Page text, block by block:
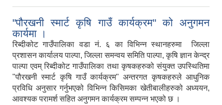
"पौरखनी स्मार्ट कृषि गाउँ कार्यक्रम" को अनुगमन
कार्यमा ।
रिब्दीकोट गाउँपालिका वडा नं. ६ का विभिन्न स्थानहरुमा जिल्ला
प्रशासन कार्यालय पाल्पा, जिल्ला समन्वय समिति पाल्पा, कृषि ज्ञान केन्द्र
पाल्पा एवम् रिब्दीकोट गाउँपालिका तथा कृषकहरुको संयुक्त उपस्थितिमा
"पौरखनी स्मार्ट कृषि गाउँ कार्यक्रम" अन्तरगत कृषकहरुले आधुनिक
प्रविधि अनुसार गर्नुभएको विभिन्न किसिमका खेतीबालीहरुको अध्ययन,
आवश्यक परामर्श सहित अनुगमन कार्यक्रम सम्पन्न भएको छ ।